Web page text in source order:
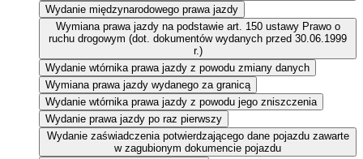
Wydanie międzynarodowego prawa jazdy
Wymiana prawa jazdy na podstawie art. 150 ustawy Prawo o
ruchu drogowym (dot. dokumentów wydanych przed 30.06.1999
r.)
Wydanie wtórnika prawa jazdy z powodu zmiany danych
Wymiana prawa jazdy wydanego za granicą
Wydanie wtórnika prawa jazdy z powodu jego zniszczenia
Wydanie prawa jazdy po raz pierwszy
Wydanie zaświadczenia potwierdzającego dane pojazdu zawarte
w zagubionym dokumencie pojazdu